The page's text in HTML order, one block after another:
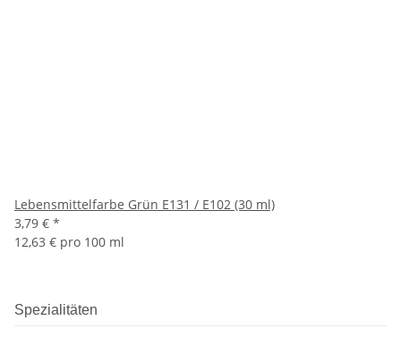
Lebensmittelfarbe Grün E131 / E102 (30 ml)
3,79 € *
12,63 € pro 100 ml
Spezialitäten